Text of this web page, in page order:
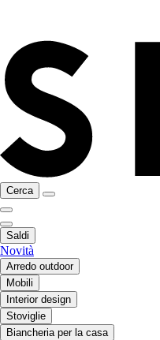
Cerca
Saldi
Novità
Arredo outdoor
Mobili
Interior design
Stoviglie
Biancheria per la casa